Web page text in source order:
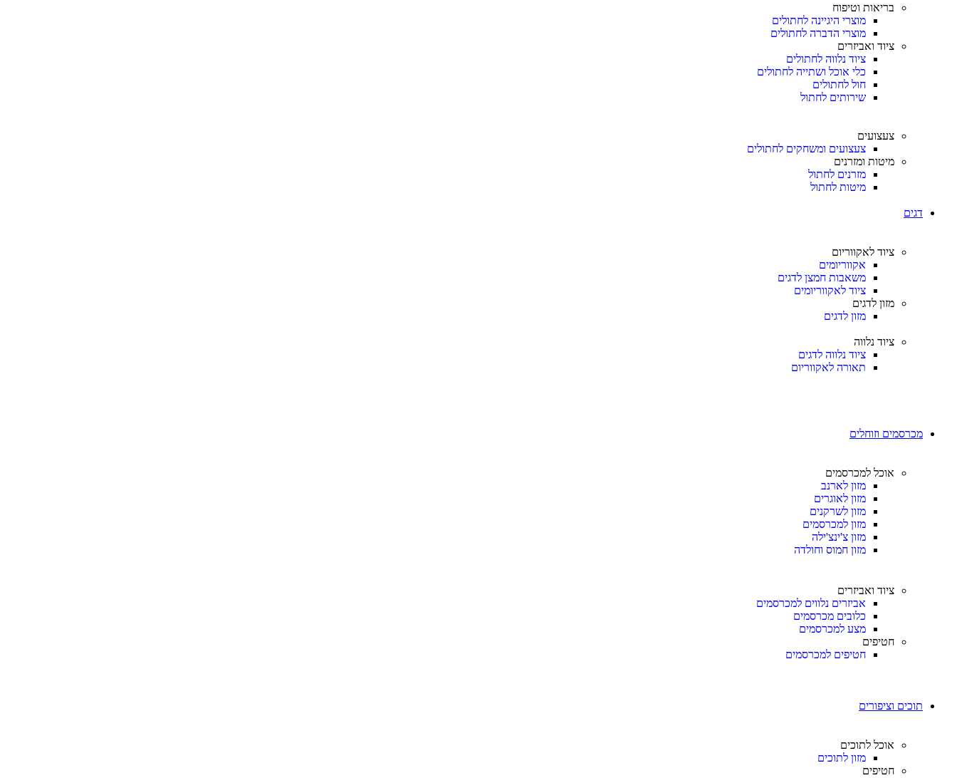
בריאות וטיפוח
מוצרי היגיינה לחתולים
מוצרי הדברה לחתולים
ציוד ואביזרים
ציוד נלווה לחתולים
כלי אוכל ושתייה לחתולים
חול לחתולים
שירותים לחתול
צעצועים
צעצועים ומשחקים לחתולים
מיטות ומזרנים
מזרנים לחתול
מיטות לחתול
דגים
ציוד לאקווריום
אקווריומים
משאבות חמצן לדגים
ציוד לאקווריומים
מזון לדגים
מזון לדגים
ציוד נלווה
ציוד נלווה לדגים
תאורה לאקווריום
מכרסמים וזוחלים
אוכל למכרסמים
מזון לארנב
מזון לאוגרים
מזון לשרקנים
מזון למכרסמים
מזון צ'ינצ'ילה
מזון חמוס וחולדה
ציוד ואביזרים
אביזרים נלווים למכרסמים
כלובים מכרסמים
מצע למכרסמים
חטיפים
חטיפים למכרסמים
תוכים וציפורים
אוכל לתוכים
מזון לתוכים
חטיפים